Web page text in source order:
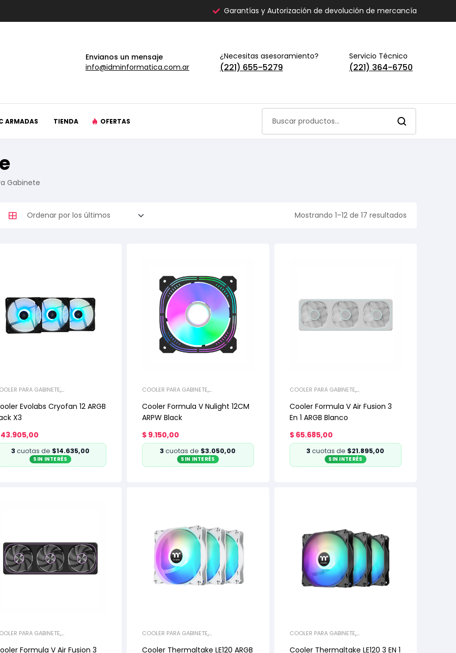
Garantías y Autorización de devolución de mercancía
Envianos un mensaje
info@idminformatica.com.ar
¿Necesitas asesoramiento?
(221) 655-5279
Servicio Técnico
(221) 364-6750
ARMADAS TIENDA OFERTAS
Gabinete
Mostrando 1–12 de 17 resultados
PARA GABINETE,
Evolabs Cryofan 12 ARGB
X3
43.905,00
3cuotas de $14.635,00
SIN INTERÉS
COOLER PARA GABINETE,
Cooler Formula V Nulight 12CM
ARPW Black
$9.150,00
3cuotas de $3.050,00
SIN INTERÉS
COOLER PARA GABINETE,
Cooler Formula V Air Fusion 3
En 1 ARGB Blanco
$65.685,00
3cuotas de $21.895,00
SIN INTERÉS
PARA GABINETE,
Formula V Air Fusion 3
COOLER PARA GABINETE,
Cooler Thermaltake LE120 ARGB
COOLER PARA GABINETE,
Cooler Thermaltake LE120 3 EN 1